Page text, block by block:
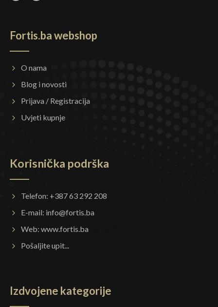
Fortis.ba webshop
O nama
Blog i novosti
Prijava / Registracija
Uvjeti kupnje
Korisnička podrška
Telefon: +387 63 292 208
E-mail: info@fortis.ba
Web: www.fortis.ba
Pošaljite upit...
Izdvojene kategorije